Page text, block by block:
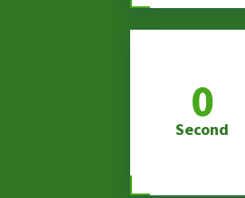
0
Second